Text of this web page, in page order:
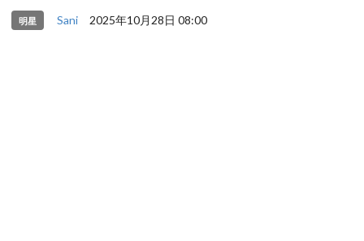
明星 Sani 2025年10月28日 08:00